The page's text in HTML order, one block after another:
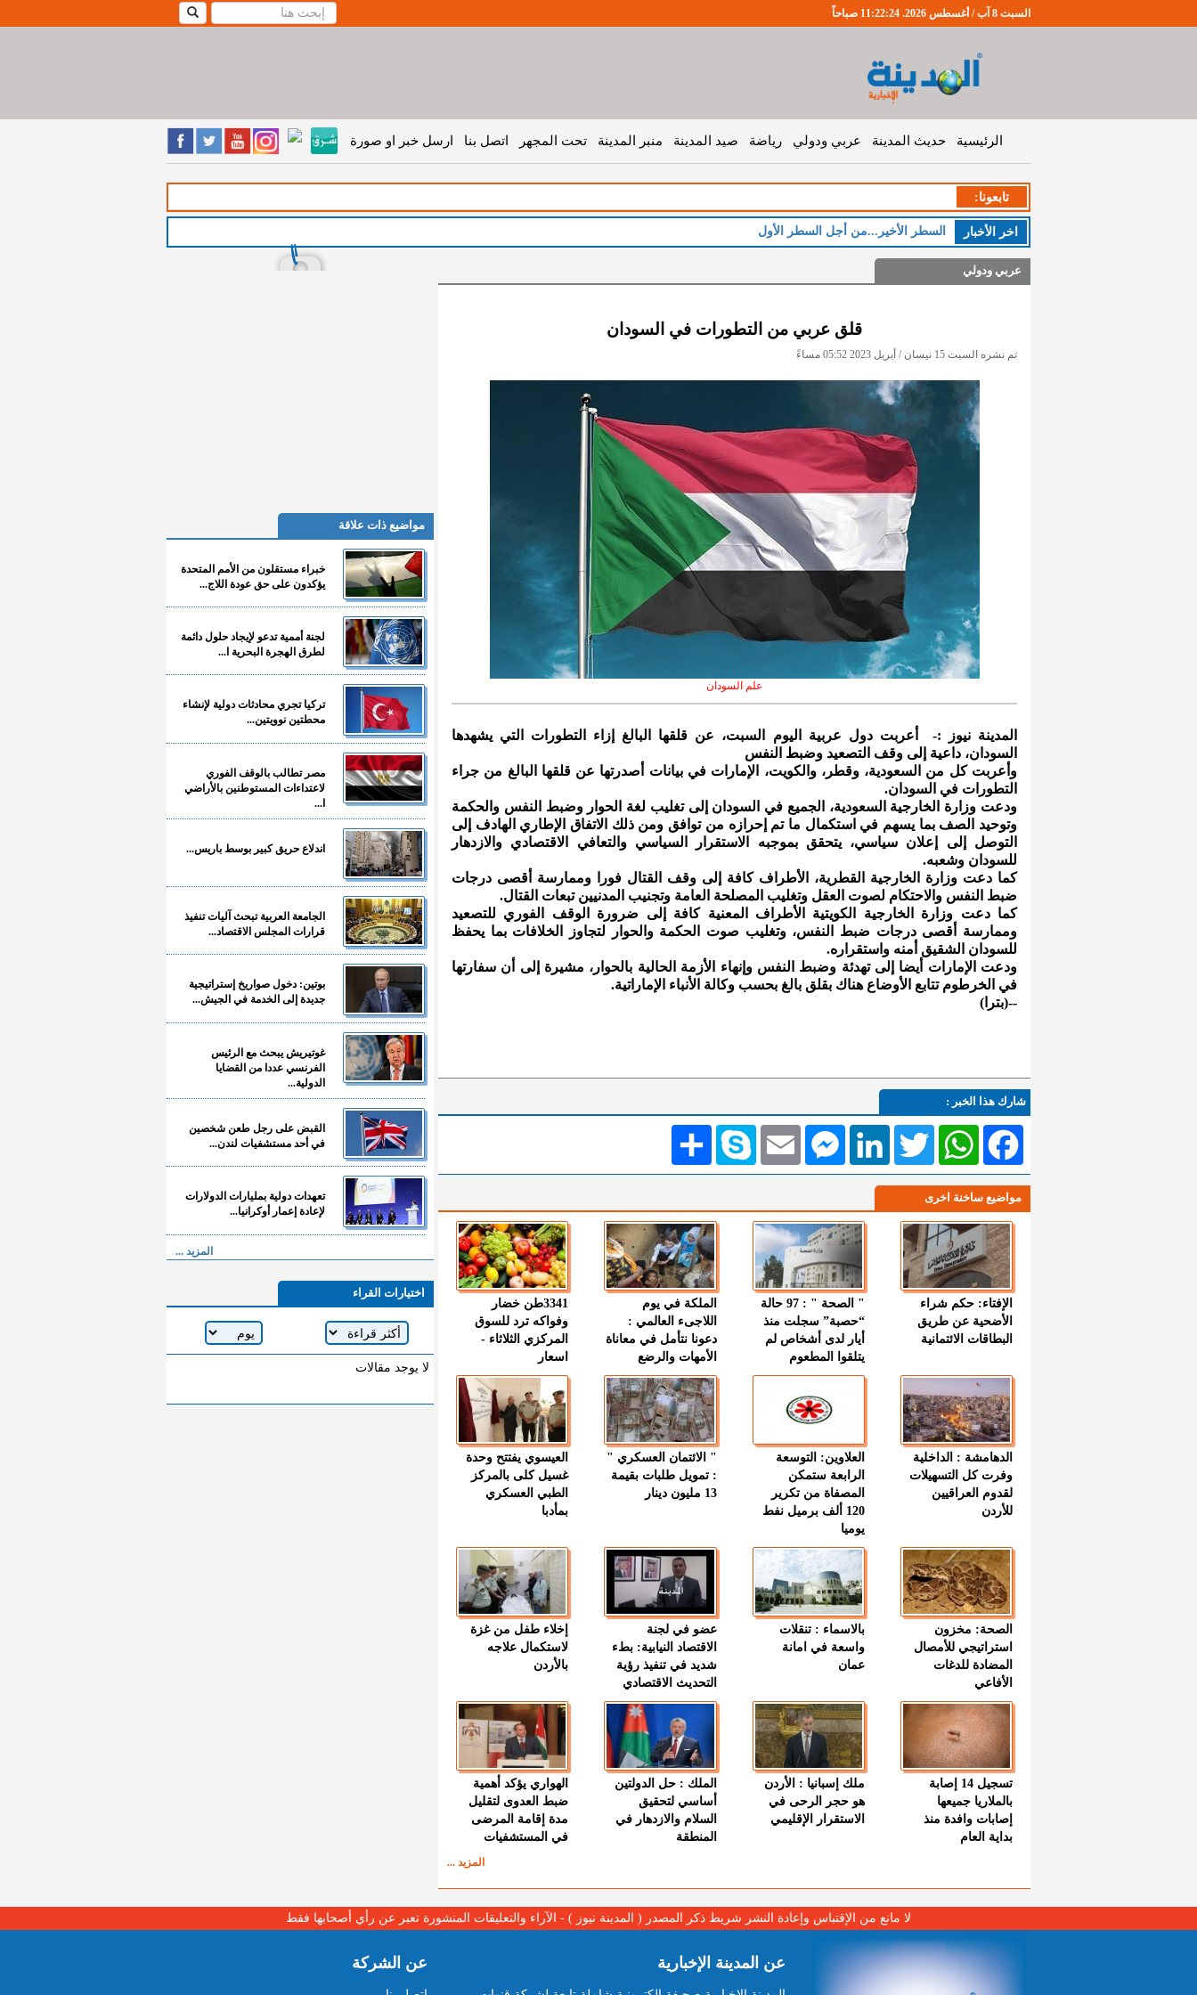
السبت 8 آب / أغسطس 2026. 11:22:25 صباحاً
الرئيسية حديث المدينة عربي ودولي رياضة صيد المدينة منبر المدينة تحت المجهر اتصل بنا ارسل خبر او صورة
تابعونا:
اخر اﻷخبار السطر الأخير...من أجل السطر الأول
عربي ودولي
قلق عربي من التطورات في السودان
تم نشره السبت 15 نيسان / أبريل 2023 05:52 مساءً
علم السودان
المدينة نيوز :- أعربت دول عربية اليوم السبت، عن قلقها البالغ إزاء التطورات التي يشهدها
السودان، داعية إلى وقف التصعيد وضبط النفس
وأعربت كل من السعودية، وقطر، والكويت، الإمارات في بيانات أصدرتها عن قلقها البالغ من جراء
التطورات في السودان.
ودعت وزارة الخارجية السعودية، الجميع في السودان إلى تغليب لغة الحوار وضبط النفس والحكمة
وتوحيد الصف بما يسهم في استكمال ما تم إحرازه من توافق ومن ذلك الاتفاق الإطاري الهادف إلى
التوصل إلى إعلان سياسي، يتحقق بموجبه الاستقرار السياسي والتعافي الاقتصادي والازدهار
للسودان وشعبه.
كما دعت وزارة الخارجية القطرية، الأطراف كافة إلى وقف القتال فورا وممارسة أقصى درجات
ضبط النفس والاحتكام لصوت العقل وتغليب المصلحة العامة وتجنيب المدنيين تبعات القتال.
كما دعت وزارة الخارجية الكويتية الأطراف المعنية كافة إلى ضرورة الوقف الفوري للتصعيد
وممارسة أقصى درجات ضبط النفس، وتغليب صوت الحكمة والحوار لتجاوز الخلافات بما يحفظ
للسودان الشقيق أمنه واستقراره.
ودعت الإمارات أيضا إلى تهدئة وضبط النفس وإنهاء الأزمة الحالية بالحوار، مشيرة إلى أن سفارتها
في الخرطوم تتابع الأوضاع هناك بقلق بالغ بحسب وكالة الأنباء الإماراتية.
--(بترا)
شارك هذا الخبر :
انشر Skype EmailMessengerLinkedIn TwitterWhatsAppFacebook
مواضيع ساخنة اخرى
الإفتاء: حكم شراء
الأضحية عن طريق
البطاقات الائتمانية
" الصحة " : 97 حالة
“حصبة” سجلت منذ
أيار لدى أشخاص لم
يتلقوا المطعوم
الملكة في يوم
اللاجىء العالمي :
دعونا نتأمل في معاناة
الأمهات والرضع
3341طن خضار
وفواكه ترد للسوق
المركزي الثلاثاء -
اسعار
الدهامشة : الداخلية
وفرت كل التسهيلات
لقدوم العراقيين
للأردن
العلاوين: التوسعة
الرابعة ستمكن
المصفاة من تكرير
120 ألف برميل نفط
يوميا
" الائتمان العسكري "
: تمويل طلبات بقيمة
13 مليون دينار
العيسوي يفتتح وحدة
غسيل كلى بالمركز
الطبي العسكري
بمأدبا
الصحة: مخزون
استراتيجي للأمصال
المضادة للدغات
الأفاعي
بالاسماء : تنقلات
واسعة في امانة
عمان
عضو في لجنة
الاقتصاد النيابية: بطء
شديد في تنفيذ رؤية
التحديث الاقتصادي
إخلاء طفل من غزة
لاستكمال علاجه
بالأردن
تسجيل 14 إصابة
بالملاريا جميعها
إصابات وافدة منذ
بداية العام
ملك إسبانيا : الأردن
هو حجر الرحى في
الاستقرار الإقليمي
الملك : حل الدولتين
أساسي لتحقيق
السلام والازدهار في
المنطقة
الهواري يؤكد أهمية
ضبط العدوى لتقليل
مدة إقامة المرضى
في المستشفيات
المزيد ...
مواضيع ذات علاقة
خبراء مستقلون من الأمم المتحدة
يؤكدون على حق عودة اللاج...
لجنة أممية تدعو لإيجاد حلول دائمة
لطرق الهجرة البحرية ا...
تركيا تجري محادثات دولية لإنشاء
محطتين نوويتين...
مصر تطالب بالوقف الفوري
لاعتداءات المستوطنين بالأراضي
ا...
اندلاع حريق كبير بوسط باريس...
الجامعة العربية تبحث آليات تنفيذ
قرارات المجلس الاقتصاد...
بوتين: دخول صواريخ إستراتيجية
جديدة إلى الخدمة في الجيش...
غوتيريش يبحث مع الرئيس
الفرنسي عددا من القضايا
الدولية...
القبض على رجل طعن شخصين
في أحد مستشفيات لندن...
تعهدات دولية بمليارات الدولارات
لإعادة إعمار أوكرانيا...
المزيد ...
اختيارات القراء
لا يوجد مقالات
لا مانع من الإقتباس وإعادة النشر شريط ذكر المصدر ( المدينة نيوز ) - الآراء والتعليقات المنشورة تعبر عن رأي أصحابها فقط
عن المدينة الإخبارية عن الشركة